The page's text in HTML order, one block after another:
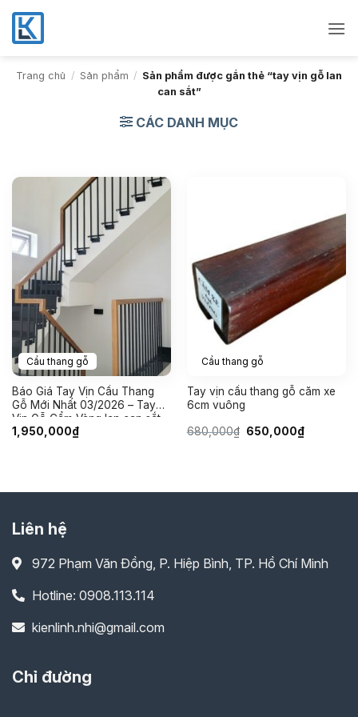
Bỏ
qua
nội
dungTrang chủ / Sản phẩm / Sản phẩm được gắn thẻ “tay vịn gỗ lan
can sắt”
CÁC DANH MỤC
Cầu thang gỗ
Báo Giá Tay Vịn Cầu Thang
Gỗ Mới Nhất 03/2026 – Tay
Vịn Gỗ Cẩm Vàng lan can sắt
2cm
1,950,000₫
Cầu thang gỗ
Tay vịn cầu thang gỗ căm xe
6cm vuông
680,000₫ Giá
650,000₫Giá
hiện
Liên hệ
972 Phạm Văn Đồng, P. Hiệp Bình, TP. Hồ Chí Minh
Hotline: 0908.113.114
kienlinh.nhi@gmail.com
Chỉ đường